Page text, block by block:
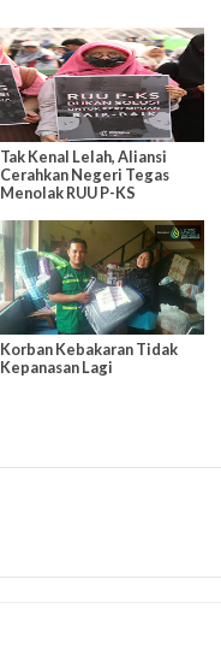
Tak Kenal Lelah, Aliansi
Cerahkan Negeri Tegas
Menolak RUU P-KS
Korban Kebakaran Tidak
Kepanasan Lagi